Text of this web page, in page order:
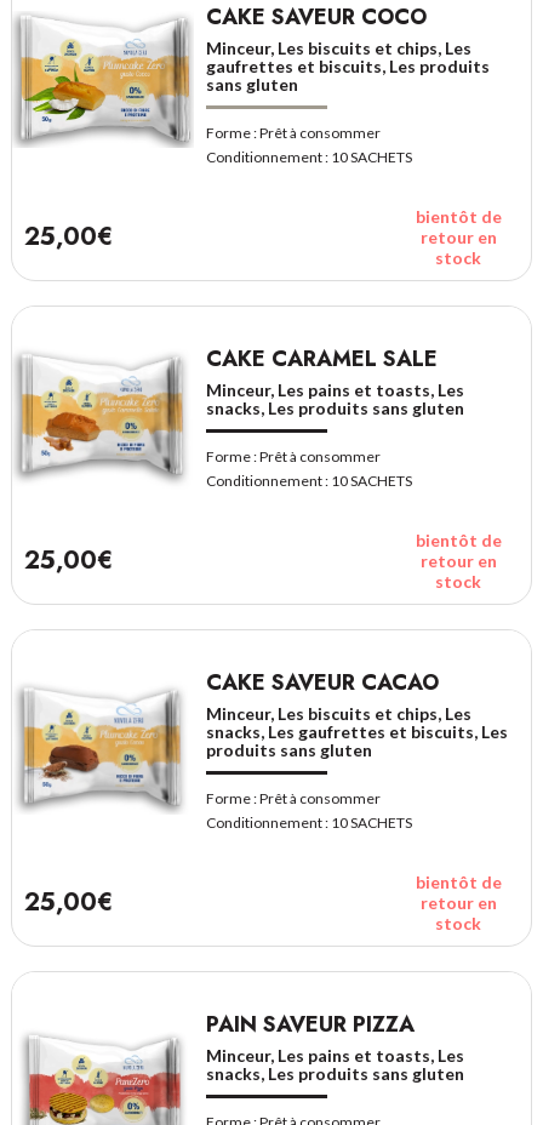
CAKE SAVEUR COCO
Minceur, Les biscuits et chips, Les
gaufrettes et biscuits, Les produits
sans gluten
Forme :Prêt à consommer
Conditionnement : 10 SACHETS
25,00€
bientôt de
retour en
stock
CAKE CARAMEL SALE
Minceur, Les pains et toasts, Les
snacks, Les produits sans gluten
Forme :Prêt à consommer
Conditionnement : 10 SACHETS
25,00€
bientôt de
retour en
stock
CAKE SAVEUR CACAO
Minceur, Les biscuits et chips, Les
snacks, Les gaufrettes et biscuits, Les
produits sans gluten
Forme :Prêt à consommer
Conditionnement : 10 SACHETS
25,00€
bientôt de
retour en
stock
PAIN SAVEUR PIZZA
Minceur, Les pains et toasts, Les
snacks, Les produits sans gluten